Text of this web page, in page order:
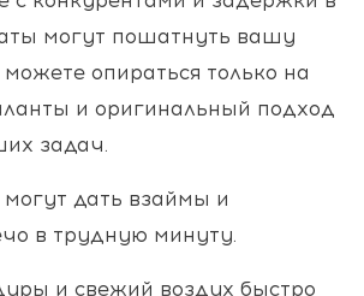
могут пошатнуть вашу
опираться только на
и оригинальный подход
задач.
дать взаймы и
в трудную минуту.
и свежий воздух быстро